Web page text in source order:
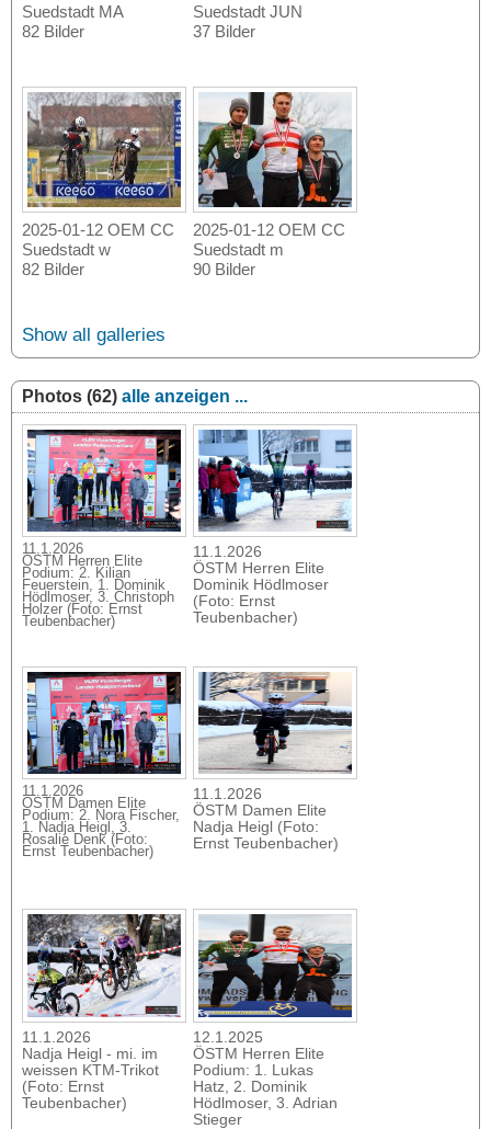
Suedstadt MA
82 Bilder
Suedstadt JUN
37 Bilder
2025-01-12 OEM CC
Suedstadt w
82 Bilder
2025-01-12 OEM CC
Suedstadt m
90 Bilder
Show all galleries
Photos (62) alle anzeigen ...
11.1.2026
ÖSTM Herren Elite
Podium: 2. Kilian
Feuerstein, 1. Dominik
Hödlmoser, 3. Christoph
Holzer (Foto: Ernst
Teubenbacher)
11.1.2026
ÖSTM Herren Elite
Dominik Hödlmoser
(Foto: Ernst
Teubenbacher)
11.1.2026
ÖSTM Damen Elite
Podium: 2. Nora Fischer,
1. Nadja Heigl, 3.
Rosalie Denk (Foto:
Ernst Teubenbacher)
11.1.2026
ÖSTM Damen Elite
Nadja Heigl (Foto:
Ernst Teubenbacher)
11.1.2026
Nadja Heigl - mi. im
weissen KTM-Trikot
(Foto: Ernst
Teubenbacher)
12.1.2025
ÖSTM Herren Elite
Podium: 1. Lukas
Hatz, 2. Dominik
Hödlmoser, 3. Adrian
Stieger